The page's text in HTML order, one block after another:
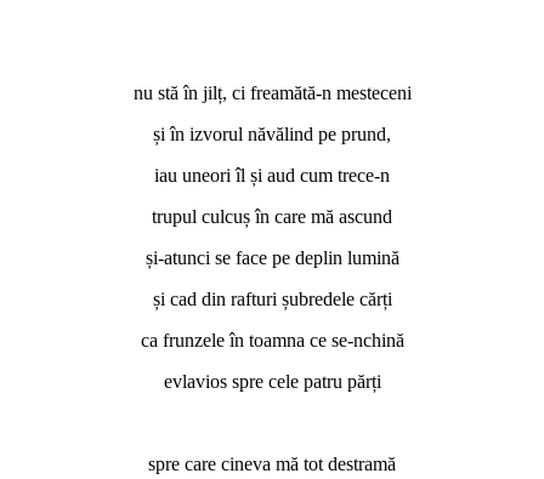
nu stă în jilț, ci freamătă-n mesteceni
și în izvorul năvălind pe prund,
iau uneori îl și aud cum trece-n
trupul culcuș în care mă ascund
și-atunci se face pe deplin lumină
și cad din rafturi șubredele cărți
ca frunzele în toamna ce se-nchină
evlavios spre cele patru părți
spre care cineva mă tot destramă